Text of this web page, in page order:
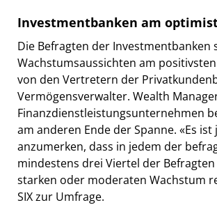
Investmentbanken am
Die Befragten der Investmentbanken
Wachstumsaussichten am
von den Vertretern der
Vermögensverwalter. Wealth
Finanzdienstleistungsunternehmen
am anderen Ende der Spanne. «Es ist
anzumerken, dass in jedem der
mindestens drei Viertel der
starken oder moderaten Wachstum
SIX zur Umfrage.